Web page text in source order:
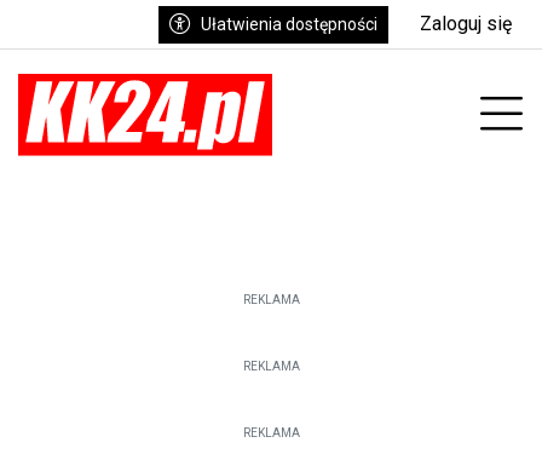
Ułatwienia dostępności Zaloguj się
REKLAMA
REKLAMA
REKLAMA